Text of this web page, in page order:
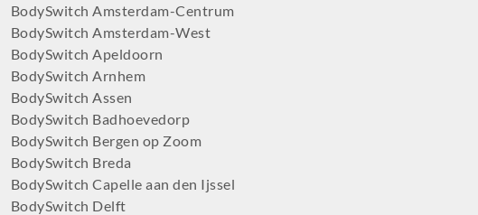
BodySwitch Amsterdam-Centrum
BodySwitch Amsterdam-West
BodySwitch Apeldoorn
BodySwitch Arnhem
BodySwitch Assen
BodySwitch Badhoevedorp
BodySwitch Bergen op Zoom
BodySwitch Breda
BodySwitch Capelle aan den Ijssel
BodySwitch Delft